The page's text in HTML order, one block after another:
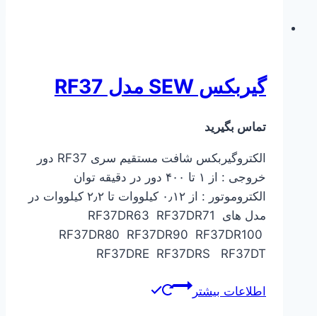
گیربکس SEW مدل RF37
تماس بگیرید
الکتروگیربکس شافت مستقیم سری RF37 دور
خروجی : از ۱ تا ۴۰۰ دور در دقیقه توان
الکتروموتور : از ۰٫۱۲ کیلووات تا ۲٫۲ کیلووات در
مدل های RF37DR63 RF37DR71
RF37DR80 RF37DR90 RF37DR100
RF37DRE RF37DRS RF37DT
اطلاعات بیشتر